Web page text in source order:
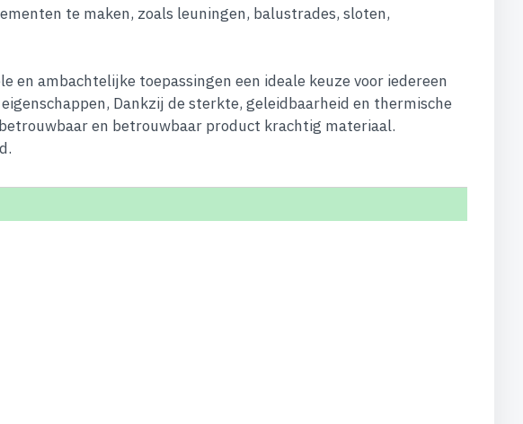
te maken, zoals leuningen, balustrades, sloten,
en ambachtelijke toepassingen een ideale keuze voor iedereen
Dankzij de sterkte, geleidbaarheid en thermische
en betrouwbaar product krachtig materiaal.